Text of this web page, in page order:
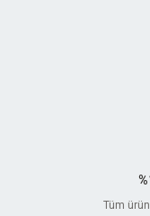
Tüm